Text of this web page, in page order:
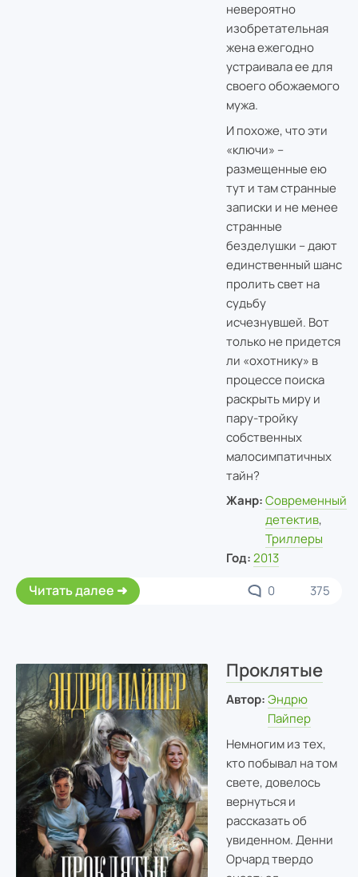
невероятно
изобретательная
жена ежегодно
устраивала ее для
своего обожаемого
мужа.
И похоже, что эти
«ключи» –
размещенные ею
тут и там странные
записки и не менее
странные
безделушки – дают
единственный шанс
пролить свет на
судьбу
исчезнувшей. Вот
только не придется
ли «охотнику» в
процессе поиска
раскрыть миру и
пару-тройку
собственных
малосимпатичных
тайн?
Жанр: Современный
детектив,
Триллеры
Год: 2013
Читать далее 0 375
Проклятые
Автор: Эндрю
Пайпер
Немногим из тех,
кто побывал на том
свете, довелось
вернуться и
рассказать об
увиденном. Денни
Орчард твердо